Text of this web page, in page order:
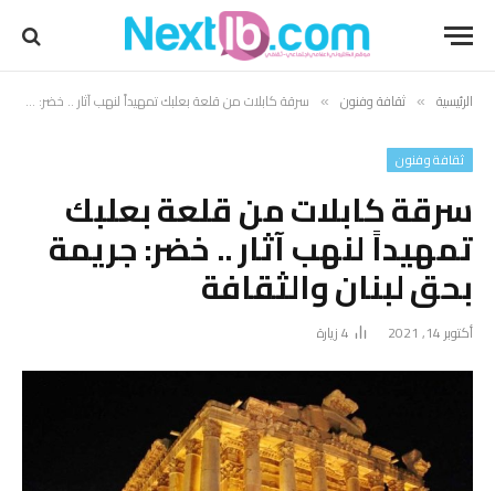
الرئيسية » ثقافة وفنون » سرقة كابلات من قلعة بعلبك تمهيداً لنهب آثار .. خضر: جريمة بحق لبنان والثقافة
ثقافة وفنون
سرقة كابلات من قلعة بعلبك
تمهيداً لنهب آثار .. خضر: جريمة
بحق لبنان والثقافة
أكتوبر 14, 2021 4زيارة